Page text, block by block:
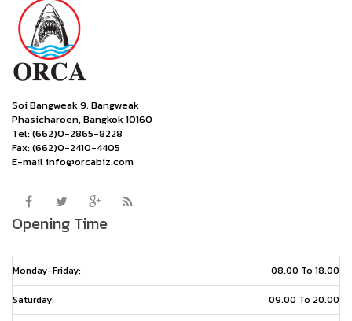
Soi Bangweak 9, Bangweak
Phasicharoen, Bangkok 10160
Tel: (662)0-2865-8228
Fax: (662)0-2410-4405
E-mail info@orcabiz.com
Opening Time
Monday-Friday: 08.00 To 18.00
Saturday: 09.00 To 20.00